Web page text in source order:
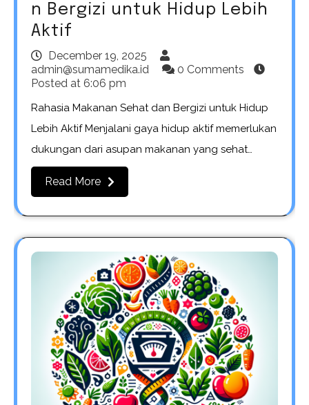
n Bergizi untuk Hidup Lebih
Aktif
December 19, 2025
admin@sumamedika.id
0 Comments
Posted at 6:06 pm
Rahasia Makanan Sehat dan Bergizi untuk Hidup
Lebih Aktif Menjalani gaya hidup aktif memerlukan
dukungan dari asupan makanan yang sehat…
Read More